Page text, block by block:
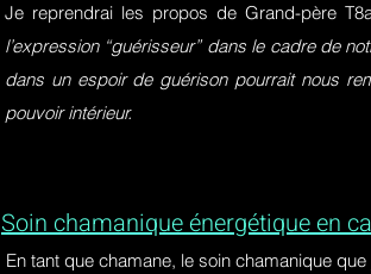
Je reprendrai les propos de Grand-père
l’expression “guérisseur” dans le cadre de
dans un espoir de guérison pourrait nous
pouvoir intérieur.
Soin chamanique énergétique en
En tant que chamane, le soin chamanique